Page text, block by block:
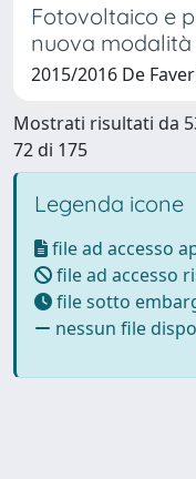
Fotovoltaico e
nuova modalità
2015/2016 De
Mostrati risultati da
72 di 175
Legenda icone
file ad accesso
file ad accesso
file sotto
nessun file